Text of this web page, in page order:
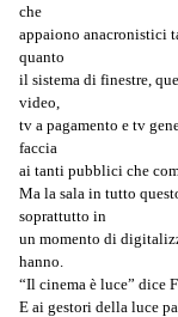
che
appaiono anacronistici
quanto
il sistema di finestre,
video,
tv a pagamento e tv
faccia
ai tanti pubblici che
Ma la sala in tutto
soprattutto in
un momento di
hanno.
“Il cinema è luce” dice
E ai gestori della luce